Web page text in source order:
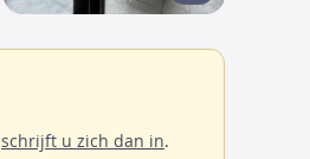
schrijft u zich dan in.